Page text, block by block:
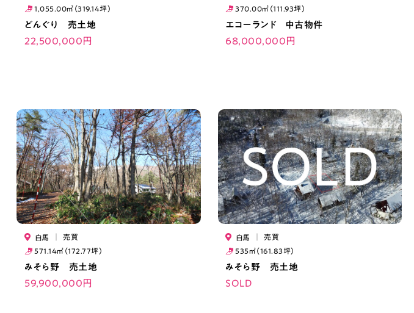
1,055.00㎡（319.14坪）
どんぐり 売土地
22,500,000円
370.00㎡（111.93坪）
エコーランド 中古物件
68,000,000円
白馬
売買
571.14㎡（172.77坪）
みそら野 売土地
59,900,000円
白馬
売買
535㎡（161.83坪）
みそら野 売土地
SOLD